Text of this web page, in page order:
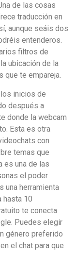
de las cosas
traducción en
aunque seáis dos
entenderos.
filtros de
ubicación de la
que te empareja.
inicios de
después a
donde la webcam
Esta es otra
con
temas que
es una de las
el poder
una herramienta
hasta 10
te conecta
Puedes elegir
género preferido
el chat para que